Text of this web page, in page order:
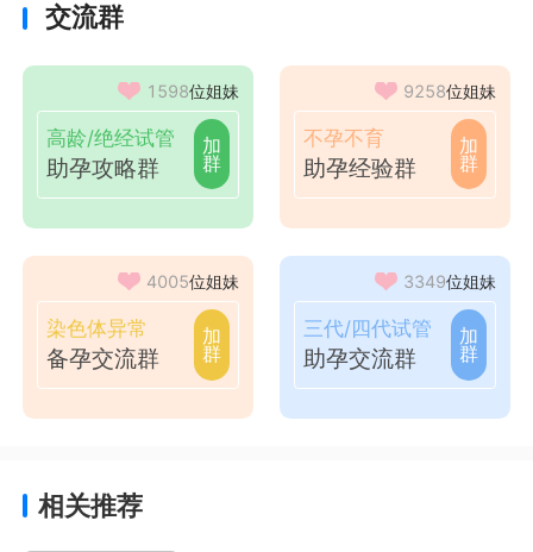
交流群
1598位姐妹
高龄/绝经试管
助孕攻略群
加
群
9258位姐妹
不孕不育
助孕经验群
加
群
4005位姐妹
染色体异常
备孕交流群
加
群
3349位姐妹
三代/四代试管
助孕交流群
加
群
相关推荐